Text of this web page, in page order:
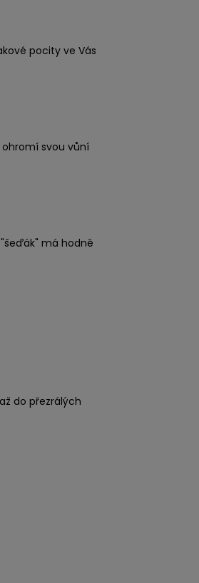
pocity ve Vás
ohromí svou vůní
má hodně
do přezrálých